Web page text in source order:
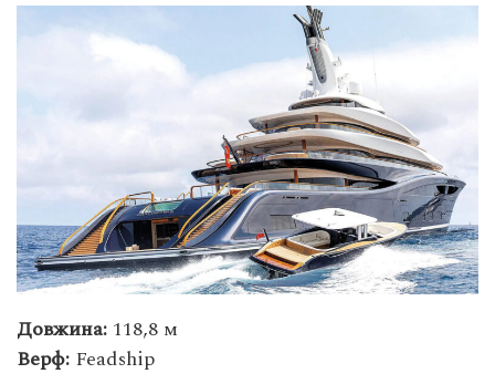
Довжина: 118,8 м
Верф: Feadship